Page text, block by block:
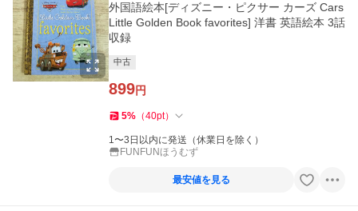
外国語絵本[ディズニー・ピクサー カーズ Cars
Little Golden Book favorites] 洋書 英語絵本 3話
収録
中古
899円
5% （40pt）
1〜3日以内に発送（休業日を除く）
FUNFUNほうむず
最安値を見る